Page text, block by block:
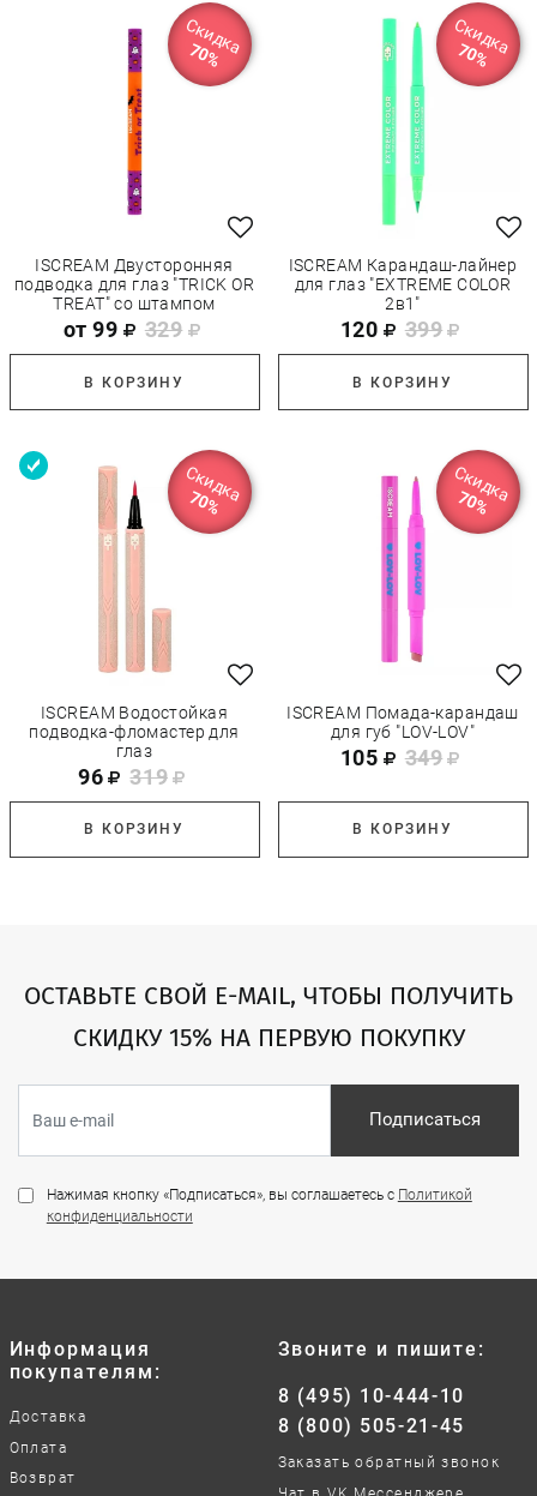
Скидка
70%
ISCREAM Двусторонняя
подводка для глаз "TRICK OR
TREAT" со штампом
от 99 329
В КОРЗИНУ
Скидка
70%
ISCREAM Карандаш-лайнер
для глаз "EXTREME COLOR
2в1"
120 399
В КОРЗИНУ
Скидка
70%
ISCREAM Водостойкая
подводка-фломастер для
глаз
96 319
В КОРЗИНУ
Скидка
70%
ISCREAM Помада-карандаш
для губ "LOV-LOV"
105 349
В КОРЗИНУ
ОСТАВЬТЕ СВОЙ E-MAIL, ЧТОБЫ ПОЛУЧИТЬ
СКИДКУ 15% НА ПЕРВУЮ ПОКУПКУ
Подписаться
Нажимая кнопку «Подписаться», вы соглашаетесь с Политикой
конфиденциальности
Информация
покупателям:
Доставка
Оплата
Возврат
Звоните и пишите:
8 (495) 10-444-10
8 (800) 505-21-45
Заказать обратный звонок